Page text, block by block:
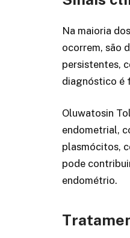
Na maioria
ocorrem, são
persistentes,
diagnóstico é
Oluwatosin
endometrial,
plasmócitos,
pode
endométrio.